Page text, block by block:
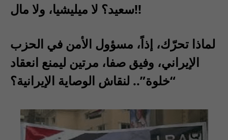
سعيد؟ لا ميليشيا، ولا مال!!
لماذا تحرّك، إذاً، مسؤول الأمن في الحزب
الإيراني، وفيق صفا، مرتين ليمنع انعقاد
“خلوة”.. لنقاش الوصاية الإيرانية؟